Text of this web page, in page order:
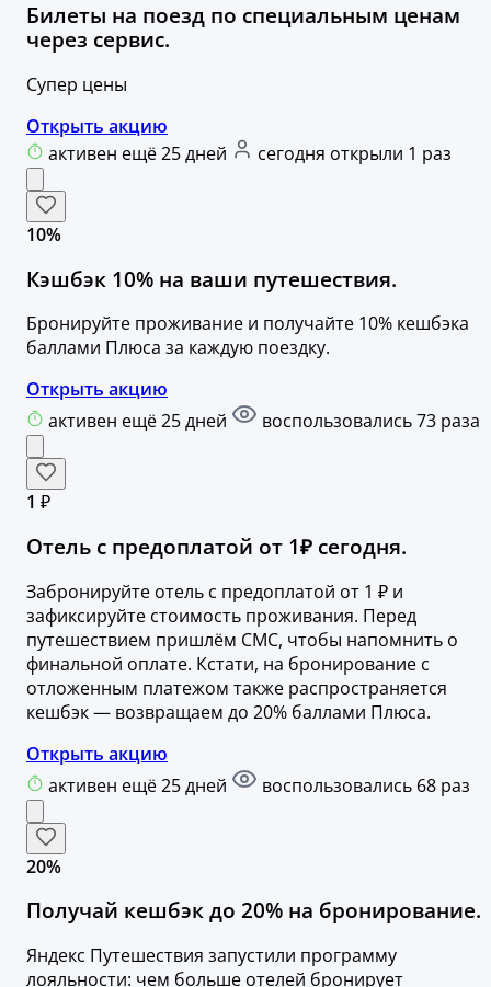
Билеты на поезд по специальным ценам
через сервис.
Супер цены
Открыть акцию
активен ещё 25 дней
сегодня открыли 1 раз
10%
Кэшбэк 10% на ваши путешествия.
Бронируйте проживание и получайте 10% кешбэка
баллами Плюса за каждую поездку.
Открыть акцию
активен ещё 25 дней
воспользовались 73 раза
1 ₽
Отель с предоплатой от 1₽ сегодня.
Забронируйте отель с предоплатой от 1 ₽ и
зафиксируйте стоимость проживания. Перед
путешествием пришлём СМС, чтобы напомнить о
финальной оплате. Кстати, на бронирование с
отложенным платежом также распространяется
кешбэк — возвращаем до 20% баллами Плюса.
Открыть акцию
активен ещё 25 дней
воспользовались 68 раз
20%
Получай кешбэк до 20% на бронирование.
Яндекс Путешествия запустили программу
лояльности: чем больше отелей бронирует